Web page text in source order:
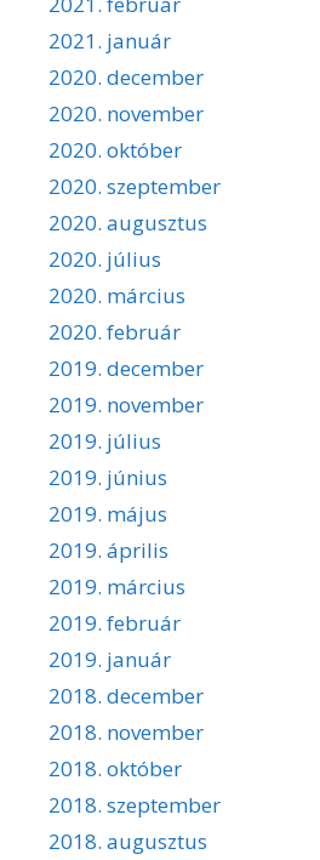
2021. január
2020. december
2020. november
2020. október
2020. szeptember
2020. augusztus
2020. július
2020. március
2020. február
2019. december
2019. november
2019. július
2019. június
2019. május
2019. április
2019. március
2019. február
2019. január
2018. december
2018. november
2018. október
2018. szeptember
2018. augusztus